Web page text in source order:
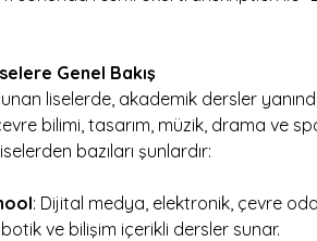
Genel Bakış
liselerde, akademik dersler
bilimi, tasarım, müzik, drama ve
bazıları şunlardır:
: Dijital medya, elektronik, çevre
ve bilişim içerikli dersler sunar.